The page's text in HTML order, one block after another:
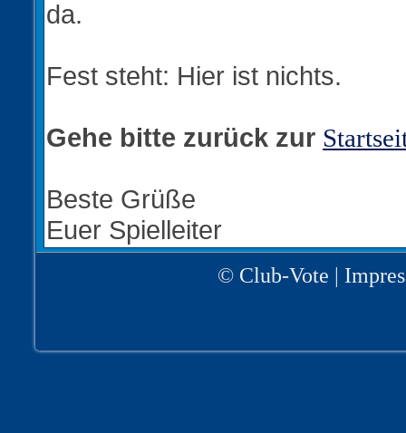
da.
Fest steht: Hier ist nichts.
Gehe bitte zurück zur
Beste Grüße
Euer Spielleiter
© Club-Vote |